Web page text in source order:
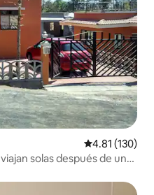
Calificación
4.81 (130)
solas después de una